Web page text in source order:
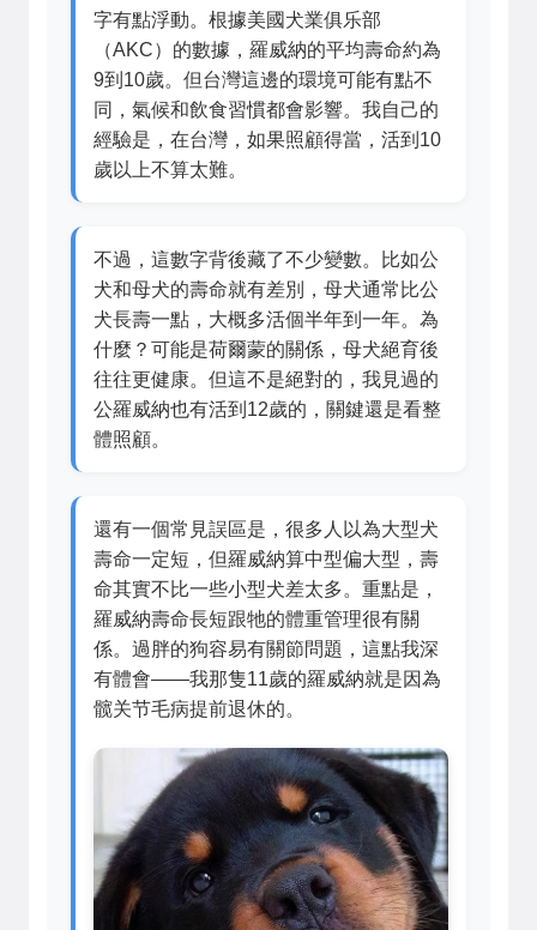
字有點浮動。根據美國犬業俱乐部
（AKC）的數據，羅威納的平均壽命約為
9到10歲。但台灣這邊的環境可能有點不
同，氣候和飲食習慣都會影響。我自己的
經驗是，在台灣，如果照顧得當，活到10
歲以上不算太難。
不過，這數字背後藏了不少變數。比如公
犬和母犬的壽命就有差別，母犬通常比公
犬長壽一點，大概多活個半年到一年。為
什麼？可能是荷爾蒙的關係，母犬絕育後
往往更健康。但這不是絕對的，我見過的
公羅威納也有活到12歲的，關鍵還是看整
體照顧。
還有一個常見誤區是，很多人以為大型犬
壽命一定短，但羅威納算中型偏大型，壽
命其實不比一些小型犬差太多。重點是，
羅威納壽命長短跟牠的體重管理很有關
係。過胖的狗容易有關節問題，這點我深
有體會——我那隻11歲的羅威納就是因為
髋关节毛病提前退休的。